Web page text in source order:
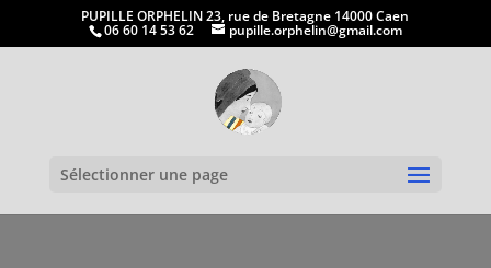
PUPILLE ORPHELIN 23, rue de Bretagne 14000 Caen
06 60 14 53 62 pupille.orphelin@gmail.com
Sélectionner une page